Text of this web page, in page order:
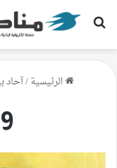
بحث عن
الرئيسية/آحاد